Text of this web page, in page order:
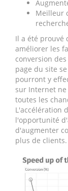
Meilleur
Il a été prouvé
améliorer les
conversion
page du site
pourront y
sur Internet ne
toutes les
L'accélération
l'opportunité
d'augmenter
plus de clients.